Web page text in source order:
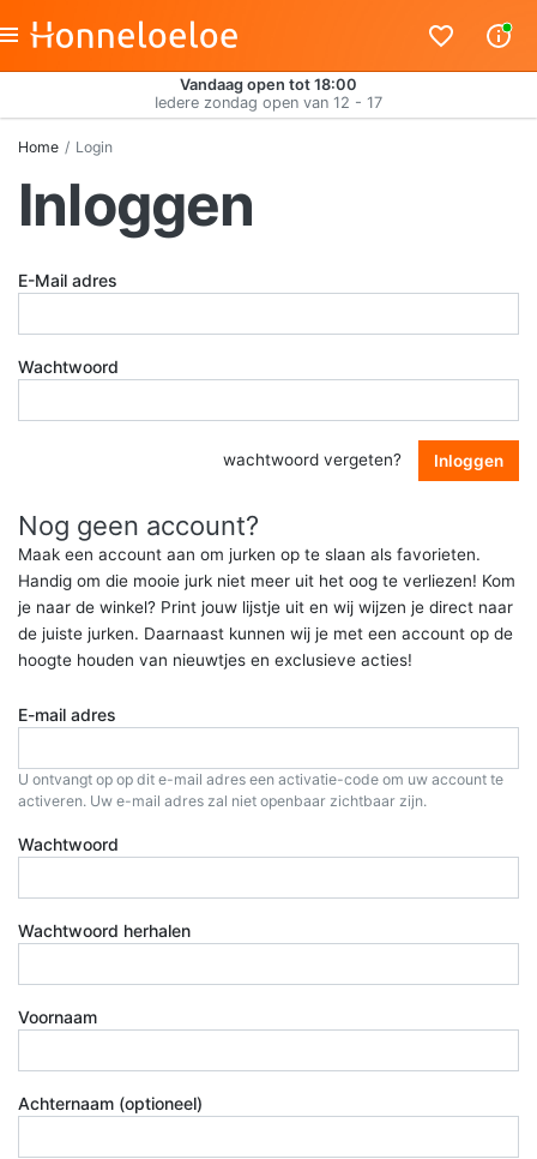
Vandaag open tot 18:00
Iedere zondag open van 12 - 17
Home Login
Inloggen
E-Mail adres
Wachtwoord
wachtwoord vergeten? Inloggen
Nog geen account?
Maak een account aan om jurken op te slaan als favorieten.
Handig om die mooie jurk niet meer uit het oog te verliezen! Kom
je naar de winkel? Print jouw lijstje uit en wij wijzen je direct naar
de juiste jurken. Daarnaast kunnen wij je met een account op de
hoogte houden van nieuwtjes en exclusieve acties!
E-mail adres
U ontvangt op op dit e-mail adres een activatie-code om uw account te
activeren. Uw e-mail adres zal niet openbaar zichtbaar zijn.
Wachtwoord
Wachtwoord herhalen
Voornaam
Achternaam (optioneel)